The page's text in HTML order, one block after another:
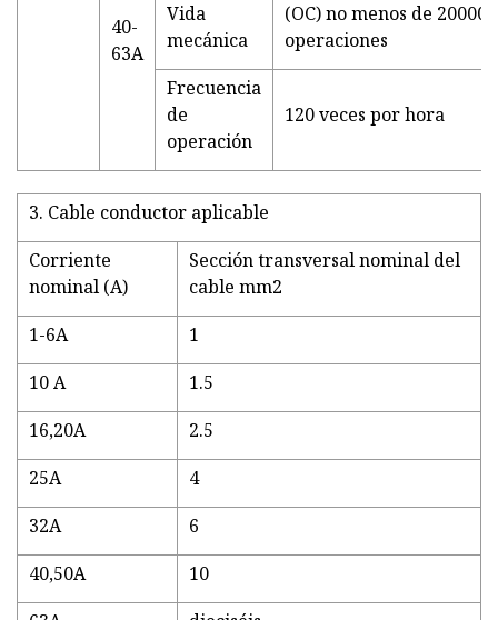
40-
63A
Vida
mecánica
(OC) no menos de 20000
operaciones
Frecuencia
de
operación
120 veces por hora
3. Cable conductor aplicable
Corriente
nominal (A)
Sección transversal nominal del
cable mm2
1-6A
1
10 A
1.5
16,20A
2.5
25A
4
32A
6
40,50A
10